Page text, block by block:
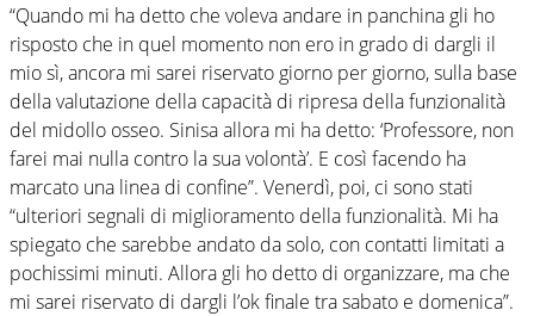
“Quando mi ha detto che voleva andare in panchina gli ho
risposto che in quel momento non ero in grado di dargli il
mio sì, ancora mi sarei riservato giorno per giorno, sulla base
della valutazione della capacità di ripresa della funzionalità
del midollo osseo. Sinisa allora mi ha detto: ‘Professore, non
farei mai nulla contro la sua volontà’. E così facendo ha
marcato una linea di confine”. Venerdì, poi, ci sono stati
“ulteriori segnali di miglioramento della funzionalità. Mi ha
spiegato che sarebbe andato da solo, con contatti limitati a
pochissimi minuti. Allora gli ho detto di organizzare, ma che
mi sarei riservato di dargli l’ok finale tra sabato e domenica”.